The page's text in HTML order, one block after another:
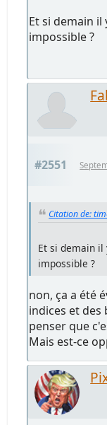
Et si demain
impossible ?
#2551
Citation de:
Et si demain
impossible ?
non, ça a été
indices et
penser que
Mais est-ce